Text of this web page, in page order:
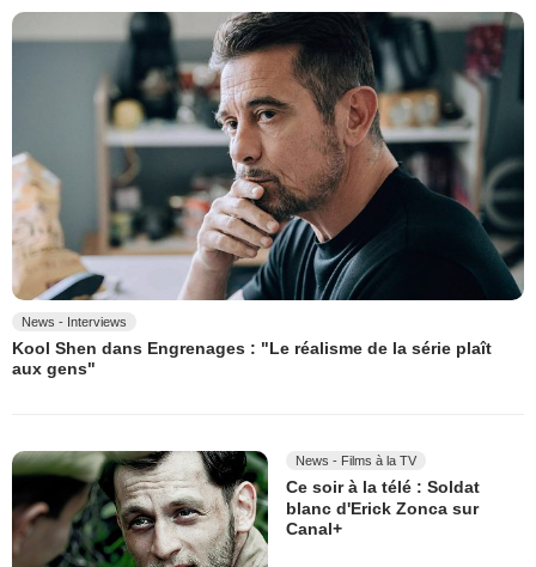
News - Interviews
Kool Shen dans Engrenages : "Le réalisme de la série plaît
aux gens"
News - Films à la TV
Ce soir à la télé : Soldat
blanc d'Erick Zonca sur
Canal+